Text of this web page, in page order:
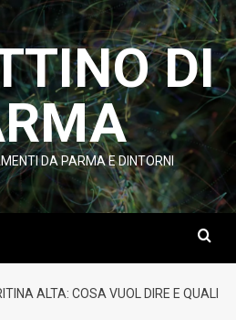
DI
DA PARMA E DINTORNI
ALTA: COSA VUOL DIRE E QUALI